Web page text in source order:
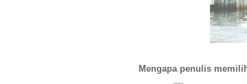
Mengapa penulis